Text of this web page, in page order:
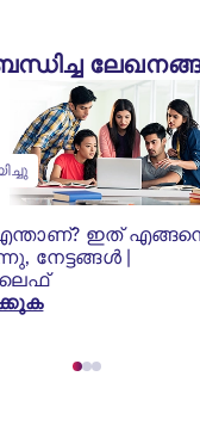
ഇത്
നേട്ടങ്ങൾ |